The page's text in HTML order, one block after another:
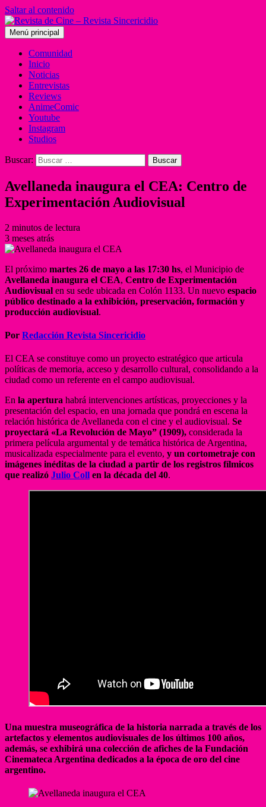
Saltar al contenido
Menú principal
Comunidad
Inicio
Noticias
Entrevistas
Reviews
AnimeComic
Youtube
Instagram
Studios
Buscar:
Avellaneda inaugura el CEA: Centro de
Experimentación Audiovisual
2 minutos de lectura
3 meses atrás
El próximo martes 26 de mayo a las 17:30 hs, el Municipio de
Avellaneda inaugura el CEA, Centro de Experimentación
Audiovisual en su sede ubicada en Colón 1133. Un nuevo espacio
público destinado a la exhibición, preservación, formación y
producción audiovisual.
Por Redacción Revista Sincericidio
El CEA se constituye como un proyecto estratégico que articula
políticas de memoria, acceso y desarrollo cultural, consolidando a la
ciudad como un referente en el campo audiovisual.
En la apertura habrá intervenciones artísticas, proyecciones y la
presentación del espacio, en una jornada que pondrá en escena la
relación histórica de Avellaneda con el cine y el audiovisual. Se
proyectará «La Revolución de Mayo” (1909), considerada la
primera película argumental y de temática histórica de Argentina,
musicalizada especialmente para el evento, y un cortometraje con
imágenes inéditas de la ciudad a partir de los registros fílmicos
que realizó Julio Coll en la década del 40.
Una muestra museográfica de la historia narrada a través de los
artefactos y elementos audiovisuales de los últimos 100 años,
además, se exhibirá una colección de afiches de la Fundación
Cinemateca Argentina dedicados a la época de oro del cine
argentino.